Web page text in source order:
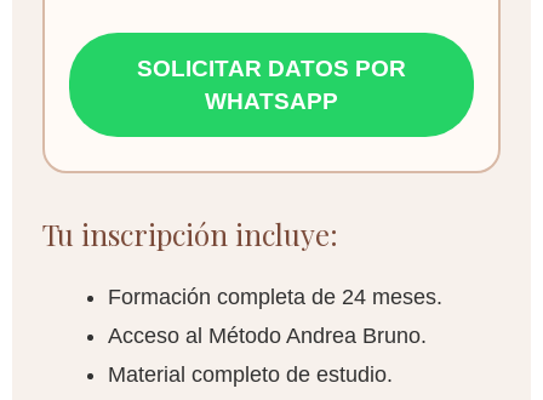
SOLICITAR DATOS POR
WHATSAPP
Tu inscripción incluye:
Formación completa de 24 meses.
Acceso al Método Andrea Bruno.
Material completo de estudio.